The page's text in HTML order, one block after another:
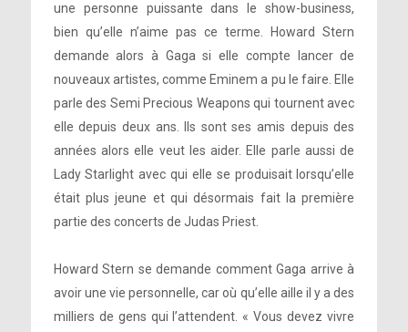
une personne puissante dans le show-business,
bien qu’elle n’aime pas ce terme. Howard Stern
demande alors à Gaga si elle compte lancer de
nouveaux artistes, comme Eminem a pu le faire. Elle
parle des Semi Precious Weapons qui tournent avec
elle depuis deux ans. Ils sont ses amis depuis des
années alors elle veut les aider. Elle parle aussi de
Lady Starlight avec qui elle se produisait lorsqu’elle
était plus jeune et qui désormais fait la première
partie des concerts de Judas Priest.
Howard Stern se demande comment Gaga arrive à
avoir une vie personnelle, car où qu’elle aille il y a des
milliers de gens qui l’attendent. « Vous devez vivre